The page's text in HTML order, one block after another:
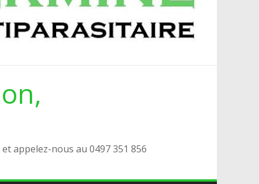
appelez-nous au 0497 351 856